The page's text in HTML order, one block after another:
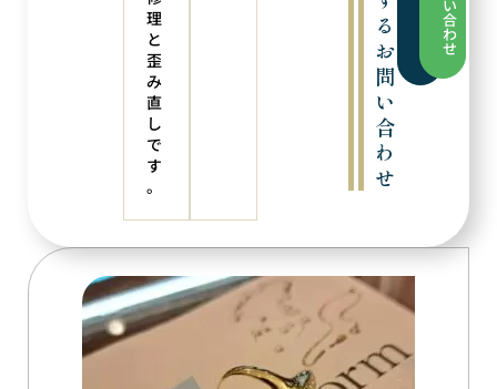
理
と
歪
み
直
し
で
す
。
る
お
問
い
合
わ
せ
せ
い
合
わ
せ